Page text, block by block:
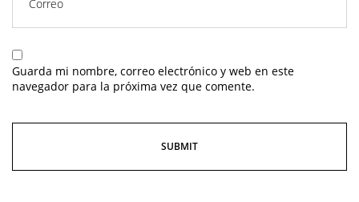
Guarda mi nombre, correo electrónico y web en este
navegador para la próxima vez que comente.